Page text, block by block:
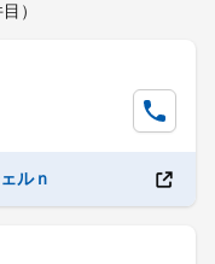
）
ルｎ